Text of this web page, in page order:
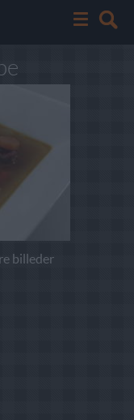
billeder